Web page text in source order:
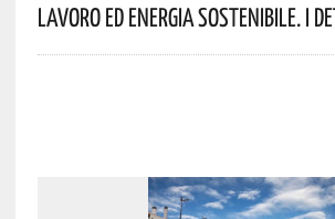
Lavoro Ed Energia Sostenibile. I